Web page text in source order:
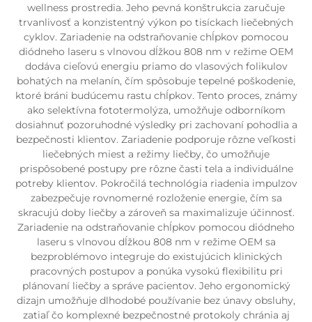
wellness prostredia. Jeho pevná konštrukcia zaručuje
trvanlivosť a konzistentný výkon po tisíckach liečebných
cyklov. Zariadenie na odstraňovanie chĺpkov pomocou
diódneho laseru s vlnovou dĺžkou 808 nm v režime OEM
dodáva cieľovú energiu priamo do vlasových folikulov
bohatých na melanín, čím spôsobuje tepelné poškodenie,
ktoré bráni budúcemu rastu chĺpkov. Tento proces, známy
ako selektívna fototermolýza, umožňuje odborníkom
dosiahnuť pozoruhodné výsledky pri zachovaní pohodlia a
bezpečnosti klientov. Zariadenie podporuje rôzne veľkosti
liečebných miest a režimy liečby, čo umožňuje
prispôsobené postupy pre rôzne časti tela a individuálne
potreby klientov. Pokročilá technológia riadenia impulzov
zabezpečuje rovnomerné rozloženie energie, čím sa
skracujú doby liečby a zároveň sa maximalizuje účinnosť.
Zariadenie na odstraňovanie chĺpkov pomocou diódneho
laseru s vlnovou dĺžkou 808 nm v režime OEM sa
bezproblémovo integruje do existujúcich klinických
pracovných postupov a ponúka vysokú flexibilitu pri
plánovaní liečby a správe pacientov. Jeho ergonomický
dizajn umožňuje dlhodobé používanie bez únavy obsluhy,
zatiaľ čo komplexné bezpečnostné protokoly chránia aj